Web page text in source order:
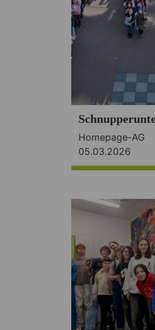
Homepage-AG
05.03.2026